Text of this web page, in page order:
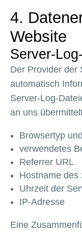
4.
Website
Server-
Der Provider der
automatisch
Server-Log-
an uns
Browsertyp
verwendetes
Referrer URL
Hostname des
Uhrzeit der
IP-Adresse
Eine